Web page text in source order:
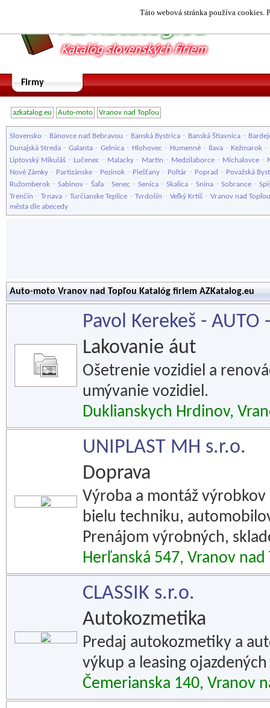
Táto webová stránka používa cookies.
Firmy
azkatalog.eu Auto-moto Vranov nad Topľou
Slovensko - Bánovce nad Bebravou - Banská Bystrica - Banská Štiavnica -
Dunajská Streda - Galanta - Gelnica - Hlohovec - Humenné - Ilava - Kežmarok -
Liptovský Mikuláš - Lučenec - Malacky - Martin - Medzilaborce - Michalovce -
Nové Zámky - Partizánske - Pezinok - Piešťany - Poltár - Poprad - Považská
Ružomberok - Sabinov - Šaľa - Senec - Senica - Skalica - Snina - Sobrance -
Trenčín - Trnava - Turčianske Teplice - Tvrdošín - Veľký Krtíš - Vranov nad Topľou
města dle abecedy
Auto-moto Vranov nad Topľou Katalóg firiem AZKatalog.eu
Pavol Kerekeš - AUTO
Lakovanie áut
Ošetrenie vozidiel a
umývanie vozidiel.
Duklianskych Hrdinov,
UNIPLAST MH s.r.o.
Doprava
Výroba a montáž
bielu techniku,
Prenájom výrobných,
Herľanská 547, Vranov
CLASSIK s.r.o.
Autokozmetika
Predaj autokozmetiky a
výkup a leasing
Čemerianska 140, Vranov